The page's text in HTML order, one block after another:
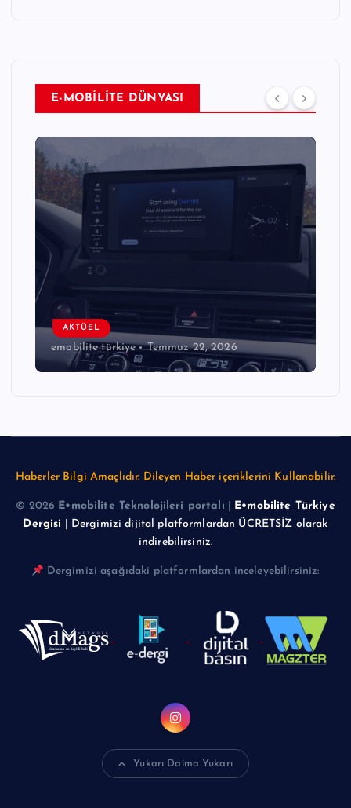
E-MOBİLİTE DÜNYASI
AKTÜEL
emobilite türkiye Temmuz 22, 2026
Haberler Bilgi Amaçlıdır. Dileyen Haber içeriklerini Kullanabilir.
© 2026 E•mobilite Teknolojileri portalı
E•mobilite Türkiye
Dergisi | Dergimizi dijital platformlardan ÜCRETSİZ olarak
indirebilirsiniz.
Dergimizi aşağıdaki platformlardan inceleyebilirsiniz:
Yukarı Daima Yukarı